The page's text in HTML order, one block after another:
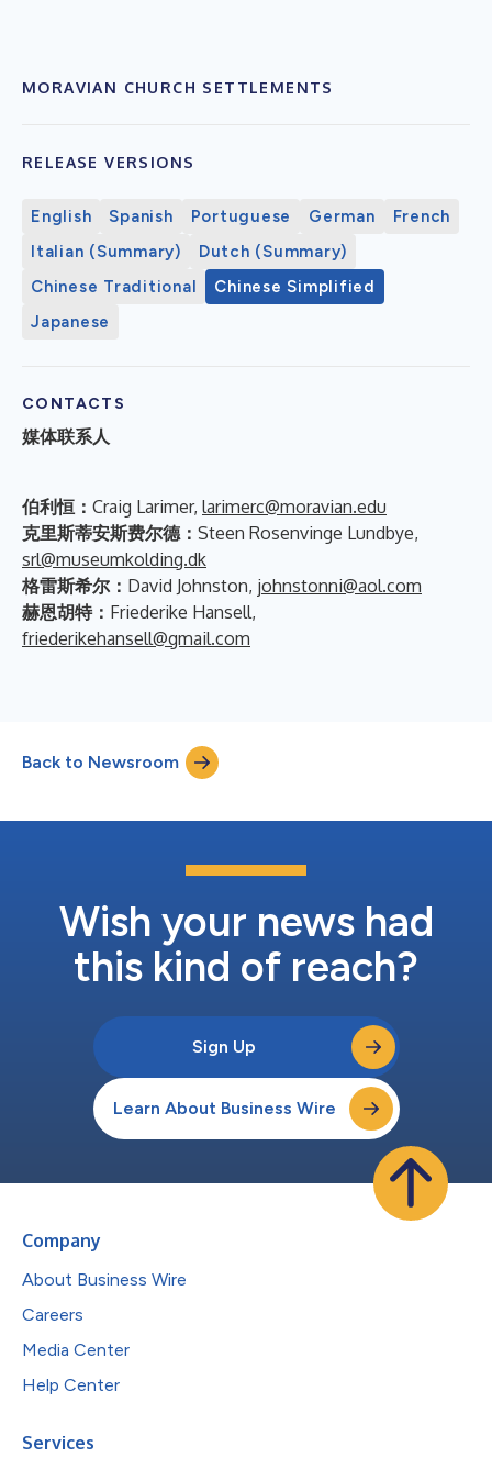
MORAVIAN CHURCH SETTLEMENTS
RELEASE VERSIONS
English Spanish Portuguese German
French
Italian (Summary)
Dutch (Summary)
Chinese Traditional
Chinese Simplified
Japanese
CONTACTS
媒体联系人
伯利恒： Craig Larimer, larimerc@moravian.edu
克里斯蒂安斯费尔德： Steen Rosenvinge Lundbye,
srl@museumkolding.dk
格雷斯希尔： David Johnston, johnstonni@aol.com
赫恩胡特： Friederike Hansell,
friederikehansell@gmail.com
Back to Newsroom
Wish your news had
this kind of reach?
Sign Up
Learn About Business Wire
Company
About Business Wire
Careers
Media Center
Help Center
Services